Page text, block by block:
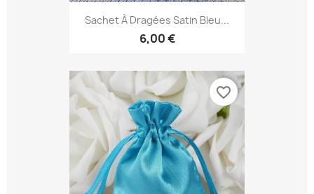
Sachet À Dragées Satin Bleu...
6,00 €
favorite_border